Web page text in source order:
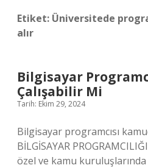
Etiket: Üniversitede
alır
Bilgisayar
Çalışabilir Mi
Tarih: Ekim 29, 2024
Bilgisayar programcısı
BİLGİSAYAR
özel ve kamu